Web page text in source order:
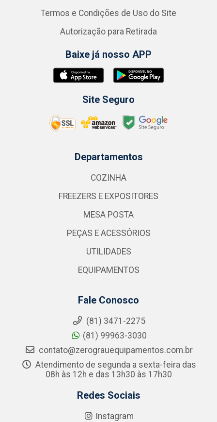
Termos e Condições de Uso do Site
Autorização para Retirada
Baixe já nosso APP
Site Seguro
Departamentos
COZINHA
FREEZERS E EXPOSITORES
MESA POSTA
PEÇAS E ACESSÓRIOS
UTILIDADES
EQUIPAMENTOS
Fale Conosco
(81) 3471-2275
(81) 99963-3030
contato@zerograuequipamentos.com.br
Atendimento de segunda a sexta-feira das
08h às 12h e das 13h30 às 17h30
Redes Sociais
Instagram